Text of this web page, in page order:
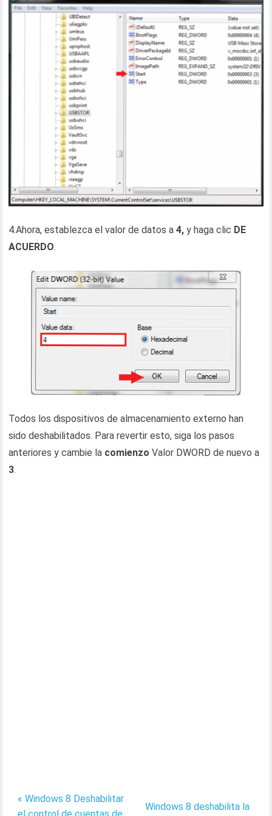
4.Ahora, establezca el valor de datos a4,y haga clic DE
ACUERDO.
Todos los dispositivos de almacenamiento externo han
sido deshabilitados. Para revertir esto, siga los pasos
anteriores y cambie la comienzo Valor DWORD de nuevo a
3.
« Windows 8 Deshabilitar
Windows 8 deshabilita la